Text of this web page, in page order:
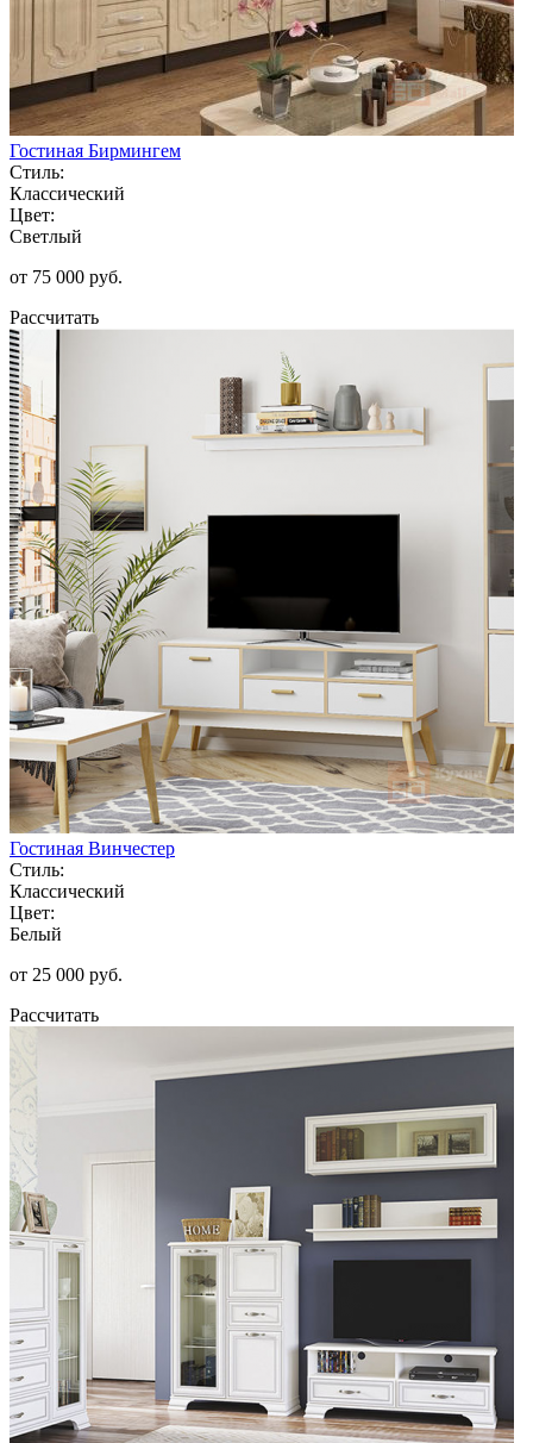
Гостиная Бирмингем
Стиль:
Классический
Цвет:
Светлый
от 75 000 руб.
Рассчитать
Гостиная Винчестер
Стиль:
Классический
Цвет:
Белый
от 25 000 руб.
Рассчитать